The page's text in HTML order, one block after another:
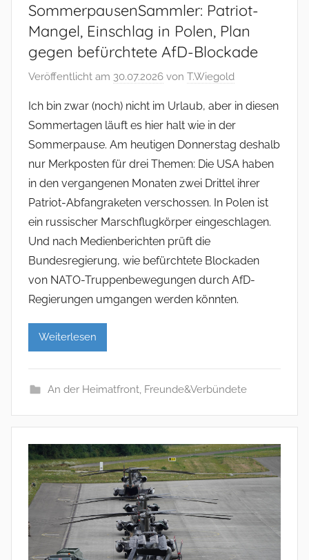
SommerpausenSammler: Patriot-
Mangel, Einschlag in Polen, Plan
gegen befürchtete AfD-Blockade
Veröffentlicht am 30.07.2026 von T.Wiegold
Ich bin zwar (noch) nicht im Urlaub, aber in diesen
Sommertagen läuft es hier halt wie in der
Sommerpause. Am heutigen Donnerstag deshalb
nur Merkposten für drei Themen: Die USA haben
in den vergangenen Monaten zwei Drittel ihrer
Patriot-Abfangraketen verschossen. In Polen ist
ein russischer Marschflugkörper eingeschlagen.
Und nach Medienberichten prüft die
Bundesregierung, wie befürchtete Blockaden
von NATO-Truppenbewegungen durch AfD-
Regierungen umgangen werden könnten.
Weiterlesen
An der Heimatfront, Freunde&Verbündete